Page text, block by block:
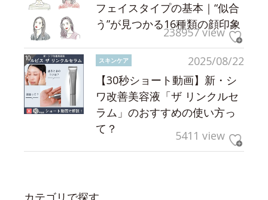
フェイスタイプの基本｜“似合
う”が見つかる16種類の顔印象
238957 view
2025/08/22
スキンケア
【30秒ショート動画】新・シ
ワ改善美容液「ザ リンクルセ
ラム」のおすすめの使い方っ
て？
5411 view
カテゴリで探す